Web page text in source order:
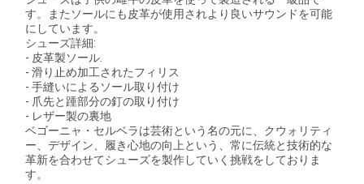
す。またソールにも皮革が使用されより良いサウンドを可能
にしています。
シューズ詳細:
- 皮革製ソール.
- 滑り止め加工されたフィリス
- 手縫いによるソール取り付け
- 爪先と踵部分の釘の取り付け
- レザー製の裏地
ベゴーニャ・セルベラは芸術という名の元に、クウォリティ
ー、デザイン、履き心地の向上という、常に伝統と技術的な
革新を合わせてシューズを製作していく挑戦をしておりま
す。